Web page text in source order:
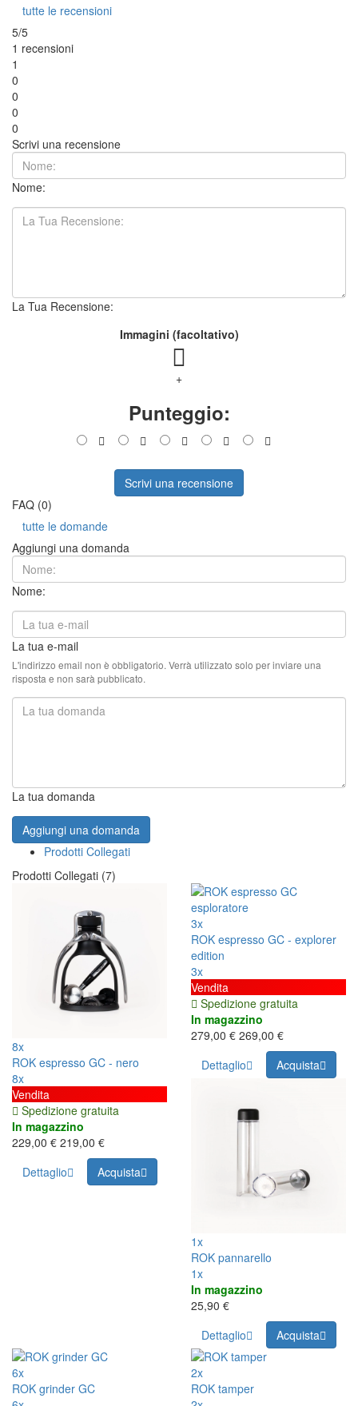
tutte le recensioni
5/5
1 recensioni
1
0
0
0
0
Scrivi una recensione
Nome:
La Tua Recensione:
Immagini (facoltativo)
+
Punteggio:
Scrivi una recensione
FAQ (0)
tutte le domande
Aggiungi una domanda
Nome:
La tua e-mail
L'indirizzo email non è obbligatorio. Verrà utilizzato solo per inviare una
risposta e non sarà pubblicato.
La tua domanda
Aggiungi una domanda
Prodotti Collegati
Prodotti Collegati (7)
8x
ROK espresso GC - nero
8x
Vendita
Spedizione gratuita
In magazzino
229,00 € 219,00 €
Dettaglio
Acquista
3x
ROK espresso GC - explorer
edition
3x
Vendita
Spedizione gratuita
In magazzino
279,00 € 269,00 €
Dettaglio
Acquista
1x
ROK pannarello
1x
In magazzino
25,90 €
Dettaglio
Acquista
6x
ROK grinder GC
2x
ROK tamper